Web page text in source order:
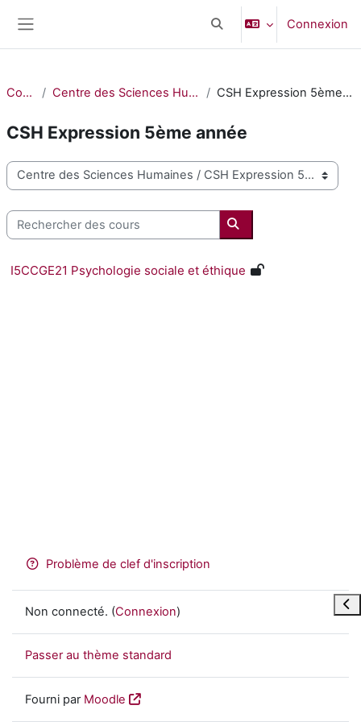
Activer/désactiver la
Connexion
Cours Centre des Sciences Humaines CSH Expression 5ème année
CSH Expression 5ème année
Catégories de cours
Rechercher des cours
Rechercher des cours
I5CCGE21 Psychologie sociale et éthique
Problème de clef d'inscription
Non connecté. (Connexion)
Passer au thème standard
Fourni par Moodle